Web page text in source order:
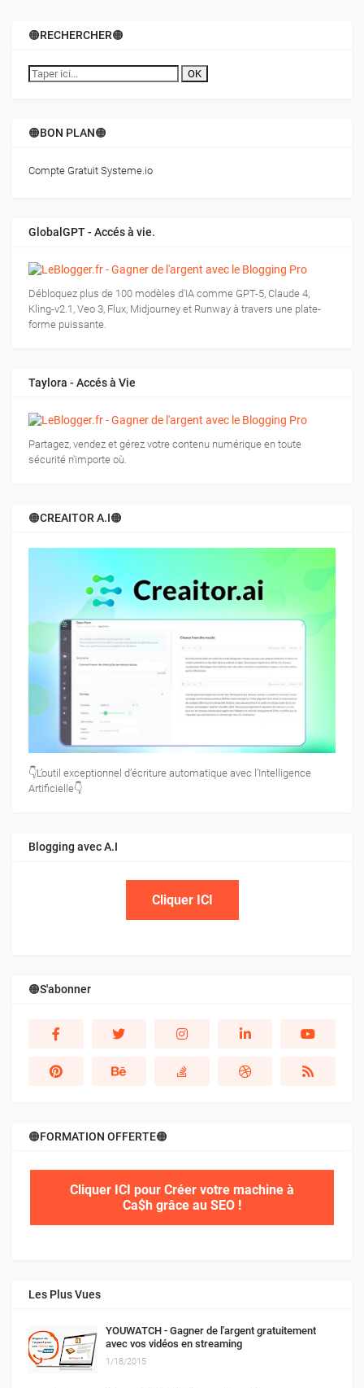
🟠RECHERCHER🟠
OK
🟠BON PLAN🟠
Compte Gratuit Systeme.io
GlobalGPT - Accés à vie.
Débloquez plus de 100 modèles d'IA comme GPT-5, Claude 4,
Kling-v2.1, Veo 3, Flux, Midjourney et Runway à travers une plate-
forme puissante.
Taylora - Accés à Vie
Partagez, vendez et gérez votre contenu numérique en toute
sécurité n'importe où.
🟠CREAITOR A.I🟠
👇L’outil exceptionnel d’écriture automatique avec l’Intelligence
Artificielle👇
Blogging avec A.I
Cliquer ICI
🟠S'abonner
🟠FORMATION OFFERTE🟠
Cliquer ICI pour Créer votre machine à
Ca$h grâce au SEO !
Les Plus Vues
YOUWATCH - Gagner de l'argent gratuitement
avec vos vidéos en streaming
1/18/2015